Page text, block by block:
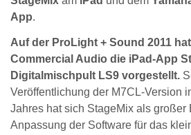
App.
Auf der ProLight + Sound 2011
Commercial Audio die iPad-App
Digitalmischpult LS9 vorgestellt.
Veröffentlichung der M7CL-Version
Jahres hat sich StageMix als großer
Anpassung der Software für das